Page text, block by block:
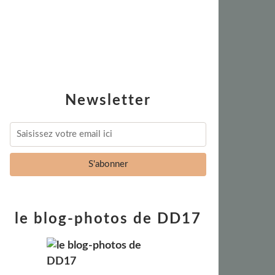
Newsletter
le blog-photos de DD17